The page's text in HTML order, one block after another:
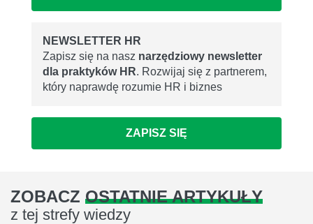
NEWSLETTER HR
Zapisz się na nasz narzędziowy newsletter
dla praktyków HR. Rozwijaj się z partnerem,
który naprawdę rozumie HR i biznes
ZAPISZ SIĘ
ZOBACZ OSTATNIE ARTYKUŁY
z tej strefy wiedzy